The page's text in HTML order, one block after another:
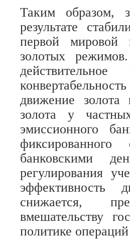
Таким образом,
результате
первой мировой
золотых
движение золота
золота у
эмиссионного
банковскими
регулирования
эффективность
снижается,
вмешательству
политике